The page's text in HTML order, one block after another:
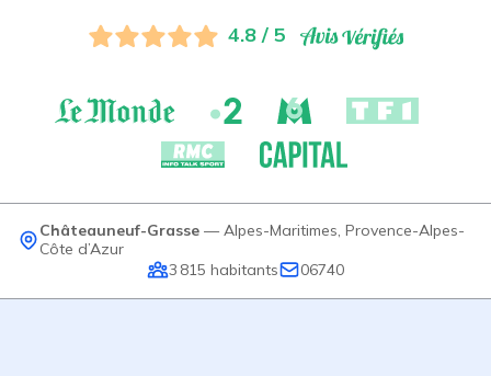
4.8 / 5
Châteauneuf-Grasse — Alpes-Maritimes, Provence-Alpes-
Côte d’Azur
3 815 habitants 06740